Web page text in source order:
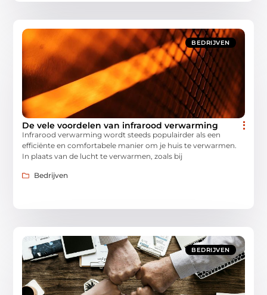
BEDRIJVEN
De vele voordelen van infrarood verwarming
Infrarood verwarming wordt steeds populairder als een
efficiënte en comfortabele manier om je huis te verwarmen.
In plaats van de lucht te verwarmen, zoals bij
Bedrijven
BEDRIJVEN